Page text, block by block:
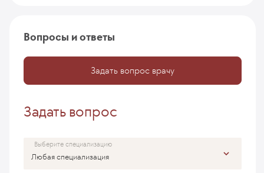
Вопросы и ответы
Задать вопрос врачу
Задать вопрос
Выберите специализацию